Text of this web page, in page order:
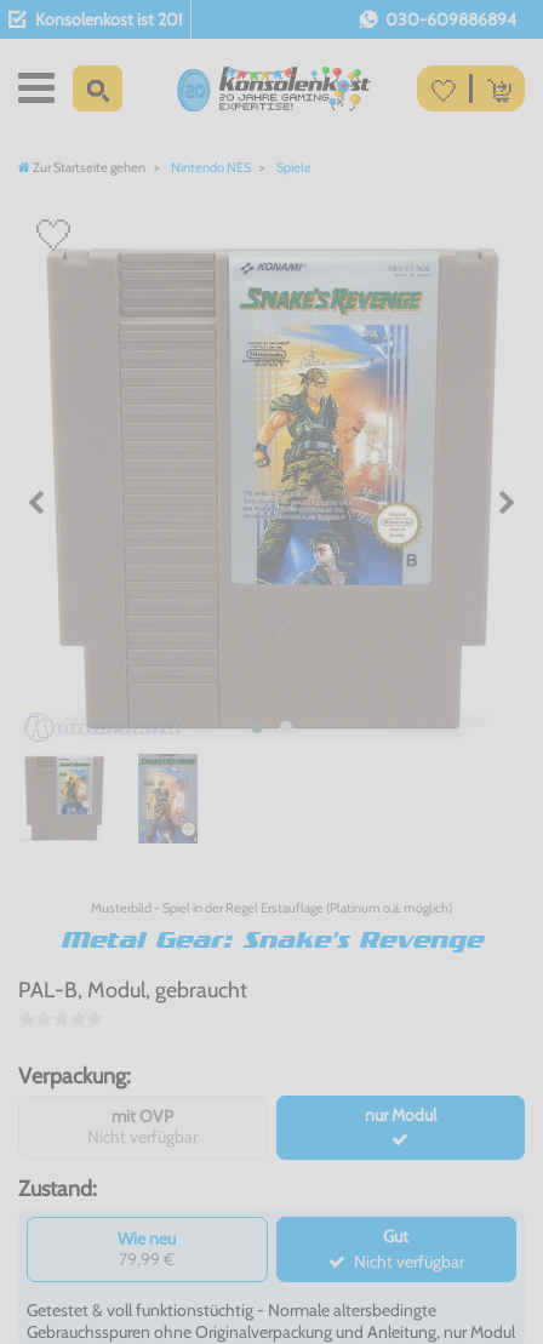
Konsolenkost ist 20! 030-609886894
Zur Startseite gehen Nintendo NES Spiele
Musterbild - Spiel in der Regel Erstauflage (Platinum o.ä. möglich)
Metal Gear: Snake's Revenge
PAL-B, Modul, gebraucht
Verpackung:
mit OVP
Nicht verfügbar
nur Modul
Zustand:
Wie neu
79,99 €
Gut
Nicht verfügbar
Getestet & voll funktionstüchtig - Normale altersbedingte
Gebrauchsspuren ohne Originalverpackung und Anleitung, nur Modul